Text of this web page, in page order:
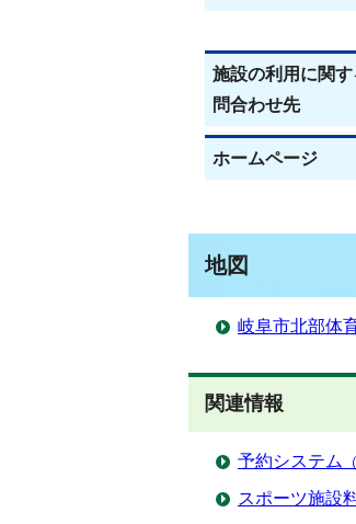
施設の利用に関
問合わせ先
ホームページ
地図
岐阜市北部体
関連情報
予約システム
スポーツ施設